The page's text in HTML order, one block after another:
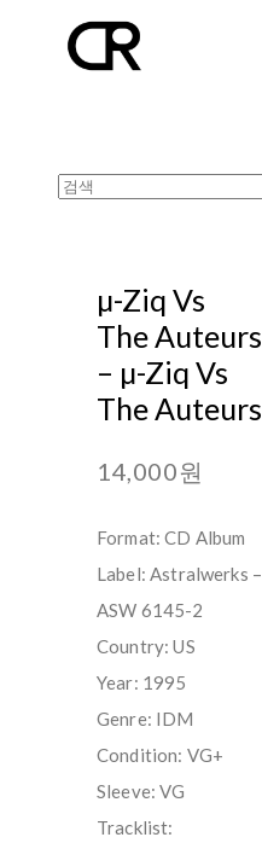
µ-Ziq Vs
The Auteurs
– µ-Ziq Vs
The Auteurs
14,000원
Format: CD Album
Label: Astralwerks –
ASW 6145-2
Country: US
Year: 1995
Genre: IDM
Condition: VG+
Sleeve: VG
Tracklist: